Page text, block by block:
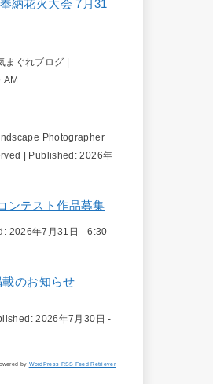
納花火大会 7月31
まぐれブログ |
AM
Photographer
Published:2026年
ンテスト作品募集
2026年7月31日 - 6:30
のお知らせ
2026年7月30日 -
by WordPress RSS Feed Retriever